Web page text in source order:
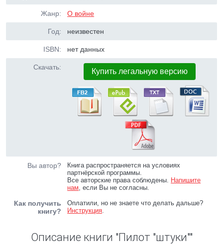
Жанр: О войне
Год: неизвестен
ISBN: нет данных
Скачать: Купить легальную версию
Вы автор?
Книга распространяется на условиях
партнёрской программы.
Все авторские права соблюдены. Напишите
нам, если Вы не согласны.
Как получить
книгу?
Оплатили, но не знаете что делать дальше?
Инструкция.
Описание книги "Пилот "штуки""